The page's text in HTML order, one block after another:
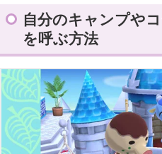
自分のキャンプや
を呼ぶ方法